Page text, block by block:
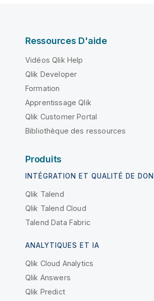
Ressources D'aide
Vidéos Qlik Help
Qlik Developer
Formation
Apprentissage Qlik
Qlik Customer Portal
Bibliothèque des ressources
Produits
INTÉGRATION ET QUALITÉ DE
Qlik Talend
Qlik Talend Cloud
Talend Data Fabric
ANALYTIQUES ET IA
Qlik Cloud Analytics
Qlik Answers
Qlik Predict